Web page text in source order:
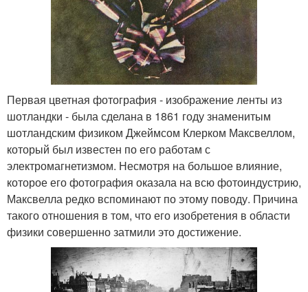
Первая цветная фотография - изображение ленты из
шотландки - была сделана в 1861 году знаменитым
шотландским физиком Джеймсом Клерком Максвеллом,
который был известен по его работам с
электромагнетизмом. Несмотря на большое влияние,
которое его фотография оказала на всю фотоиндустрию,
Максвелла редко вспоминают по этому поводу. Причина
такого отношения в том, что его изобретения в области
физики совершенно затмили это достижение.